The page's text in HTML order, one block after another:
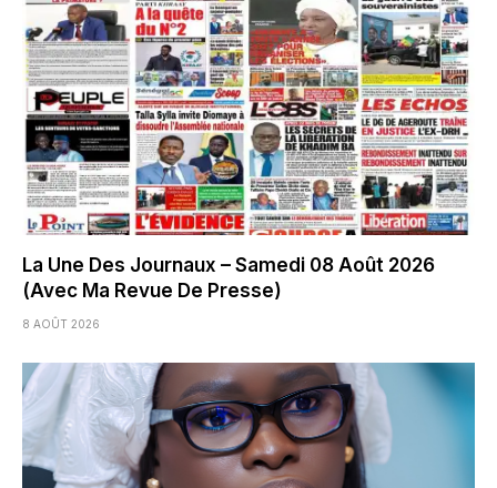
La Une Des Journaux – Samedi 08 Août 2026
(Avec Ma Revue De Presse)
8 AOÛT 2026